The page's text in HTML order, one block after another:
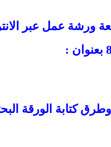
ورشة عمل عبر
كتابة الورقة